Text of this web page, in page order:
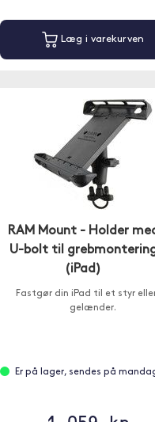
Læg i varekurven
RAM Mount - Holder
U-bolt til
(iPad)
Fastgør din iPad til et styr
gelænder.
Er på lager, sendes på